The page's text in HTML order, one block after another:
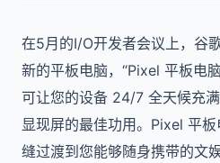
在5月的I/O开发者会议上，谷
新的平板电脑，“Pixel 平板电
可让您的设备 24/7 全天候充
显现屏的最佳功用。Pixel 平
缝过渡到您能够随身携带的